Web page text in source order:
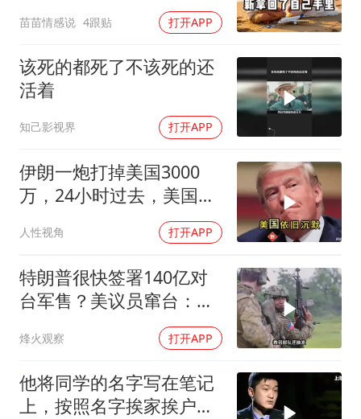
苗苗情感说 4跟贴 打开APP
该死的都死了不该死的还
活着
知己影视界 打开APP
伊朗一炮打掉美国3000
万，24小时过去，美国依
人性视角 打开APP
特朗普很快签署140亿对
台军售？美议员窜台：必
烽火观察 打开APP
他将同学的名字写在笔记
上，按照名字挨家挨户去